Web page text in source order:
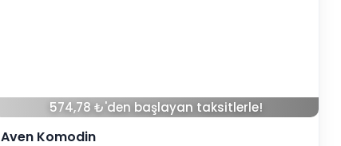
574,78 ₺'den başlayan taksitlerle!
Aven Komodin